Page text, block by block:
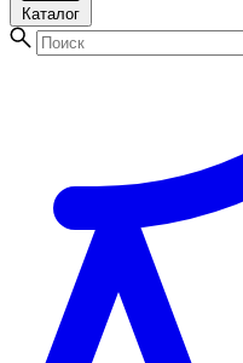
Каталог